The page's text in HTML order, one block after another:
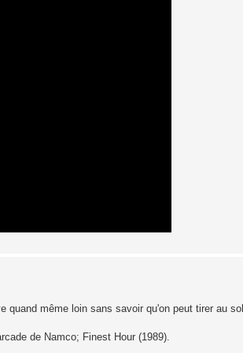
même loin sans savoir qu'on peut tirer au sol.
de Namco; Finest Hour (1989).